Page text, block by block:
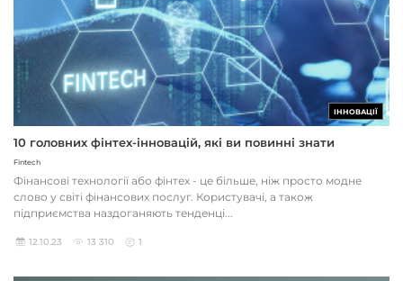
ІННОВАЦІЇ
10 головних фінтех-інновацій, які ви повинні знати
Fintech
Фінансові технології або фінтех - це більше, ніж просто модне
слово у світі фінансових послуг. Користувачі, а також
підприємства наздоганяють тенденці...
12.10.23 13 310 1